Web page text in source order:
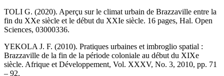
TOLI G. (2020). Aperçu sur le climat urbain de Brazzaville entre la
fin du XXe siècle et le début du XXIe siècle. 16 pages, Hal. Open
Sciences, 03000336.
YEKOLA J. F. (2010). Pratiques urbaines et imbroglio spatial :
Brazzaville de la fin de la période coloniale au début du XIXe
siècle. Afrique et Développement, Vol. XXXV, No. 3, 2010, pp. 71
– 92.